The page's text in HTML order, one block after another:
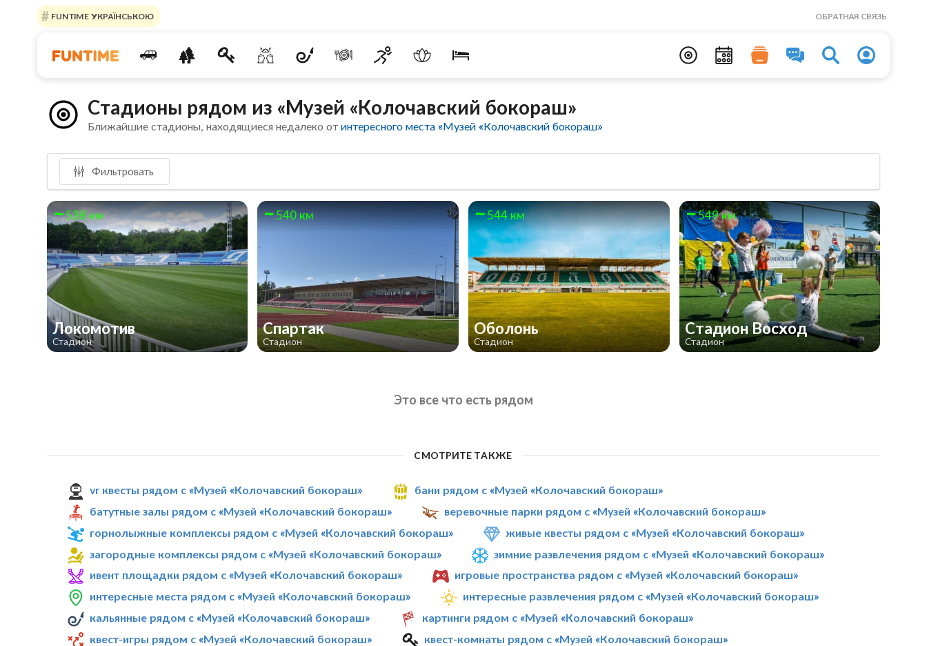
FUNTIME УКРАЇНСЬКОЮ ОБРАТНАЯ СВЯЗЬ
Стадионы рядом из «Музей «Колочавский бокораш»
Ближайшие стадионы, находящиеся недалеко отинтересного места «Музей «Колочавский бокораш»
Фильтровать
538 км
Локомотив
Стадион
540 км
Спартак
Стадион
544 км
Оболонь
Стадион
549 км
Стадион Восход
Стадион
Это все что есть рядом
СМОТРИТЕ ТАКЖЕ
vr квесты рядом с «Музей «Колочавский бокораш»
бани рядом с «Музей «Колочавский бокораш»
батутные залы рядом с «Музей «Колочавский бокораш»
веревочные парки рядом с «Музей «Колочавский бокораш»
горнолыжные комплексы рядом с «Музей «Колочавский бокораш»
живые квесты рядом с «Музей «Колочавский бокораш»
загородные комплексы рядом с «Музей «Колочавский бокораш»
зимние развлечения рядом с «Музей «Колочавский бокораш»
ивент площадки рядом с «Музей «Колочавский бокораш»
игровые пространства рядом с «Музей «Колочавский бокораш»
интересные места рядом с «Музей «Колочавский бокораш»
интересные развлечения рядом с «Музей «Колочавский бокораш»
кальянные рядом с «Музей «Колочавский бокораш»
картинги рядом с «Музей «Колочавский бокораш»
квест-игры рядом с «Музей «Колочавский бокораш»
квест-комнаты рядом с «Музей «Колочавский бокораш»